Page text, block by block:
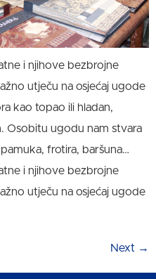
i njihove bezbrojne
utječu na osjećaj ugode
kao topao ili hladan,
Osobitu ugodu nam stvara
frotira, baršuna…
i njihove bezbrojne
utječu na osjećaj ugode
Next →